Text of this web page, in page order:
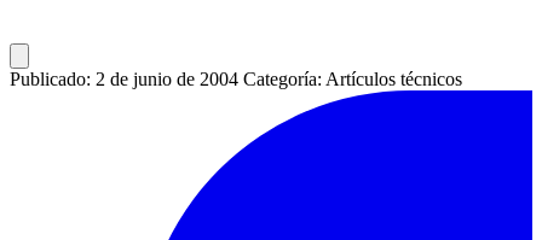
Publicado: 2 de junio de 2004 Categoría: Artículos técnicos